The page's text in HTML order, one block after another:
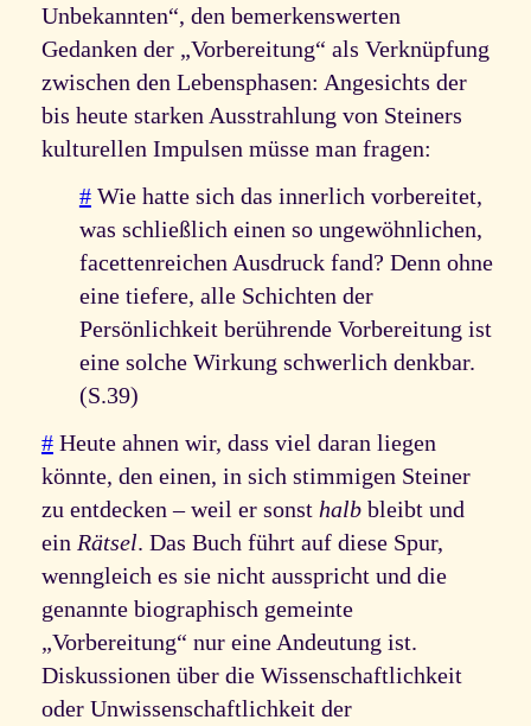
Unbekannten“, den bemerkenswerten
Gedanken der „Vorbereitung“ als Verknüpfung
zwischen den Lebensphasen: Angesichts der
bis heute starken Ausstrahlung von Steiners
kulturellen Impulsen müsse man fragen:
#Wie hatte sich das innerlich vorbereitet,
was schließlich einen so ungewöhnlichen,
facettenreichen Ausdruck fand? Denn ohne
eine tiefere, alle Schichten der
Persönlichkeit berührende Vorbereitung ist
eine solche Wirkung schwerlich denkbar.
(S.39)
#Heute ahnen wir, dass viel daran liegen
könnte, den einen, in sich stimmigen Steiner
zu entdecken – weil er sonst halbbleibt und
ein Rätsel. Das Buch führt auf diese Spur,
wenngleich es sie nicht ausspricht und die
genannte biographisch gemeinte
„Vorbereitung“ nur eine Andeutung ist.
Diskussionen über die Wissenschaftlichkeit
oder Unwissenschaftlichkeit der